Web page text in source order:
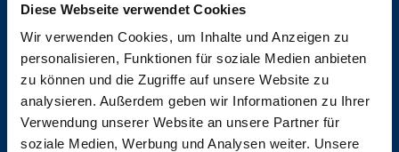
Diese Webseite verwendet Cookies
Wir verwenden Cookies, um Inhalte und Anzeigen zu
personalisieren, Funktionen für soziale Medien anbieten
zu können und die Zugriffe auf unsere Website zu
analysieren. Außerdem geben wir Informationen zu Ihrer
Verwendung unserer Website an unsere Partner für
soziale Medien, Werbung und Analysen weiter. Unsere
Unterstützung bei der
Arbeitgeberauswahl
Zeit- und Selbstmanagement
Konfliktmanagement
Teamentwicklungen